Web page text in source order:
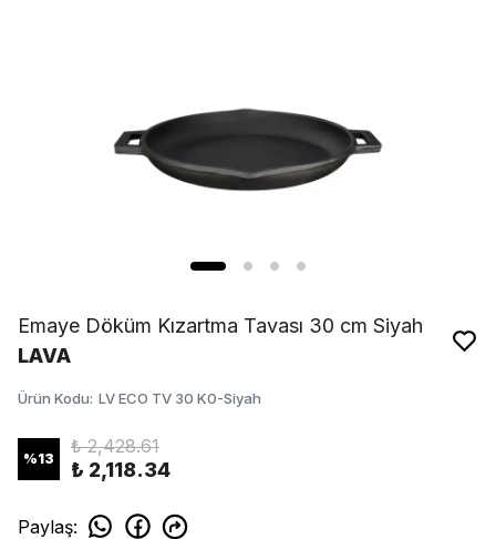
Emaye Döküm Kızartma Tavası 30 cm Siyah
LAVA
Ürün Kodu: LV ECO TV 30 K0-Siyah
%13
₺ 2,428.61
₺ 2,118.34
Paylaş: